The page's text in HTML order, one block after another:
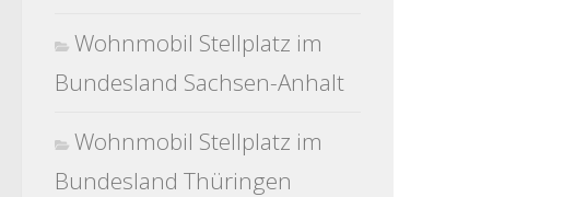
Wohnmobil Stellplatz im
Bundesland Sachsen-Anhalt
Wohnmobil Stellplatz im
Bundesland Thüringen